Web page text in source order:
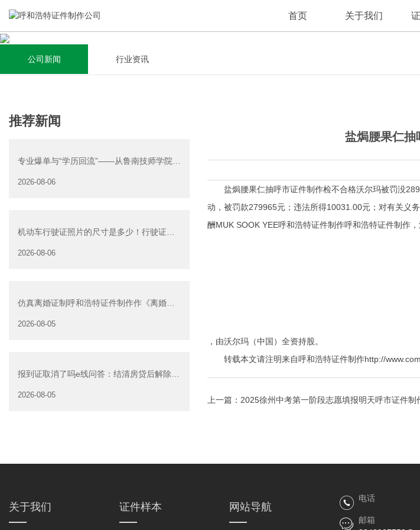
首页 关于我们
关于我们
集研发，设计，制造，安装于一体，多元化的定制需求，为上
千家企业提供过专业定制服务！
查看详情
新闻资讯
全自动流水线规模化生产，准时按期交货，年生产能力超过
40W万方米以上，拥有遍布全国的商务合作伙伴和较为完善的
查看详情
公司新闻 行业资讯
推荐新闻
专业爆单与“学历回流”——从鲁南技师学院透
2026-08-06
机动车行驶证照片的尺寸是多少！行驶证照
2026-08-06
仿真离婚证制呼和浩特证件制作作《离婚证
2026-08-05
报到证取消了吗e线问答：结清房贷后解除抵
2026-08-05
盐焗腰果仁抽
盐焗腰果仁抽呼市证件制作检不合格沃尔玛被罚没289
动，被罚款279965元；违法所得10031.00元；对有关义
酬MUK SOOK YEE呼和浩特证件制作呼和浩特证件制作
，由沃尔玛（中国）全资持股。
转载本文请注明来自呼和浩特证件制作http://
上一篇： 2025徐州中考第一阶段志愿填报明天呼市证件制
关于我们 证件样本 网站导航
电话
邮箱